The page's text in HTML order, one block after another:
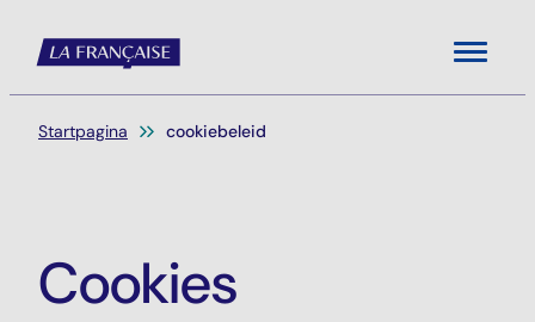
Menu
Je bent hier:
Startpagina cookiebeleid
Cookies